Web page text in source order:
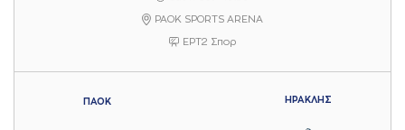
PAOK SPORTS ARENA
ΕΡΤ2 Σπορ
ΠΑΟΚ ΗΡΑΚΛΗΣ